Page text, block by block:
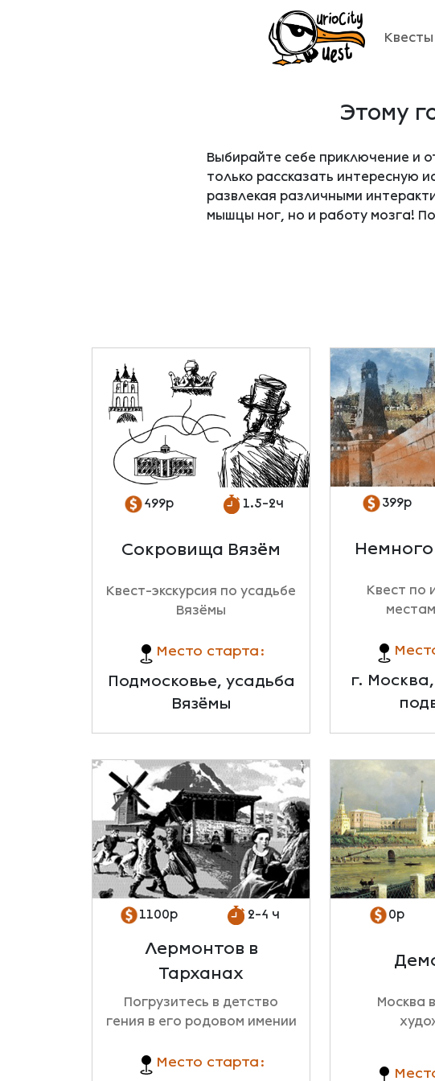
Квесты
Этому
Выбирайте себе приключение и
только рассказать интересную
развлекая различными
мышцы ног, но и работу мозга!
499р 1.5-2ч
Сокровища Вязём
Квест-экскурсия по усадьбе
Вязёмы
Место старта:
Подмосковье, усадьба
Вязёмы
399р
Немного
Квест по
г.
1100р 2-4 ч
Лермонтов в
Тарханах
Погрузитесь в детство
гения в его родовом имении
Место старта:
0р
Москва